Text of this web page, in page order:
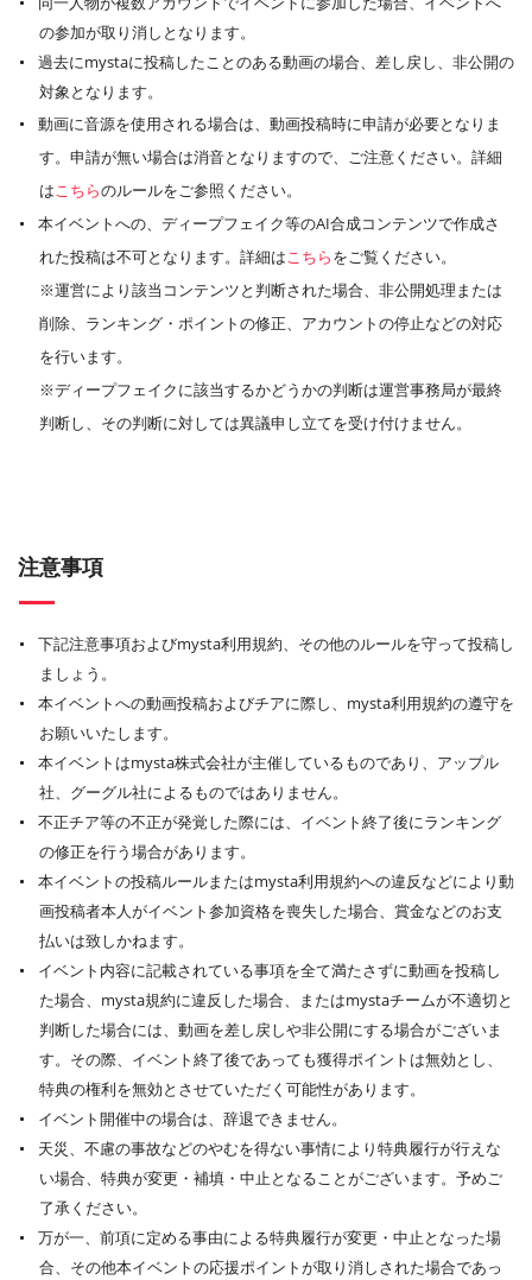
の参加が取り消しとなります。
過去にmystaに投稿したことのある動画の場合、差し戻し、非公開の
対象となります。
動画に音源を使用される場合は、動画投稿時に申請が必要となりま
す。申請が無い場合は消音となりますので、ご注意ください。詳細
はこちらのルールをご参照ください。
本イベントへの、ディープフェイク等のAI合成コンテンツで作成さ
れた投稿は不可となります。詳細はこちらをご覧ください。
※運営により該当コンテンツと判断された場合、非公開処理または
削除、ランキング・ポイントの修正、アカウントの停止などの対応
を行います。
※ディープフェイクに該当するかどうかの判断は運営事務局が最終
判断し、その判断に対しては異議申し立てを受け付けません。
注意事項
下記注意事項およびmysta利用規約、その他のルールを守って投稿し
ましょう。
本イベントへの動画投稿およびチアに際し、mysta利用規約の遵守を
お願いいたします。
本イベントはmysta株式会社が主催しているものであり、アップル
社、グーグル社によるものではありません。
不正チア等の不正が発覚した際には、イベント終了後にランキング
の修正を行う場合があります。
本イベントの投稿ルールまたはmysta利用規約への違反などにより動
画投稿者本人がイベント参加資格を喪失した場合、賞金などのお支
払いは致しかねます。
イベント内容に記載されている事項を全て満たさずに動画を投稿し
た場合、mysta規約に違反した場合、またはmystaチームが不適切と
判断した場合には、動画を差し戻しや非公開にする場合がございま
す。その際、イベント終了後であっても獲得ポイントは無効とし、
特典の権利を無効とさせていただく可能性があります。
イベント開催中の場合は、辞退できません。
天災、不慮の事故などのやむを得ない事情により特典履行が行えな
い場合、特典が変更・補填・中止となることがございます。予めご
了承ください。
万が一、前項に定める事由による特典履行が変更・中止となった場
合、その他本イベントの応援ポイントが取り消しされた場合であっ